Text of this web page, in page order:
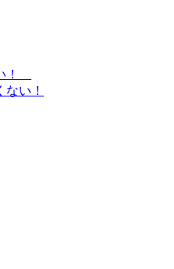
！
い！